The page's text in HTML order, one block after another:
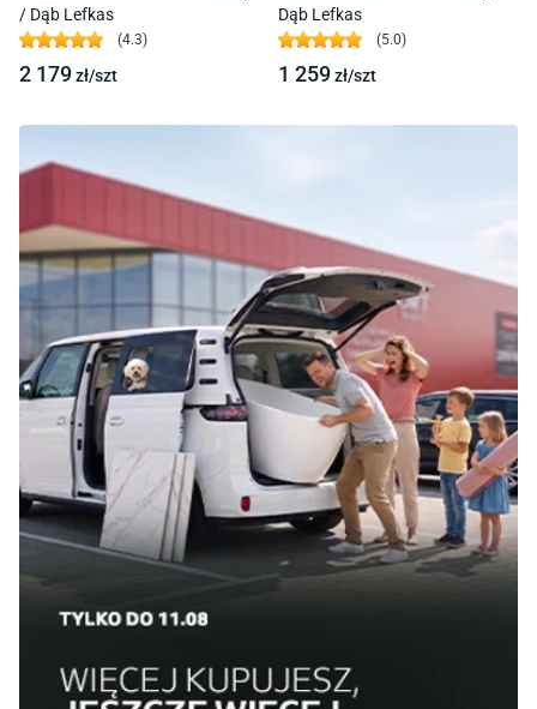
/ Dąb Lefkas
(4.3)
2 179zł/szt
Dąb Lefkas
(5.0)
1 259zł/szt